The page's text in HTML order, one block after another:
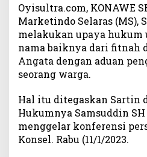
a
s
P
T
M
e
t
i
n
Oyisultra.com, KONAWE
Marketindo Selaras (MS),
melakukan upaya
nama baiknya dari fitnah
Angata dengan aduan
seorang warga.
Hal itu ditegaskan Sartin
Hukumnya Samsuddin SH
menggelar konferensi
Konsel. Rabu (11/1/2023.